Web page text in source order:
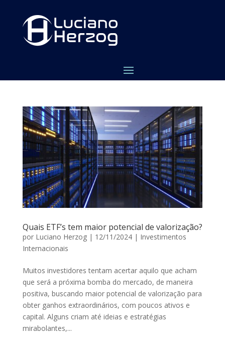
Quais ETF’s tem maior potencial de valorização?
por Luciano Herzog| 12/11/2024| Investimentos
Internacionais
Muitos investidores tentam acertar aquilo que acham
que será a próxima bomba do mercado, de maneira
positiva, buscando maior potencial de valorização para
obter ganhos extraordinários, com poucos ativos e
capital. Alguns criam até ideias e estratégias
mirabolantes,...